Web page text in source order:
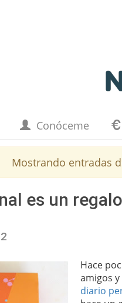
Conóceme
Mostrando entradas
es un
Hace
amigos
diario